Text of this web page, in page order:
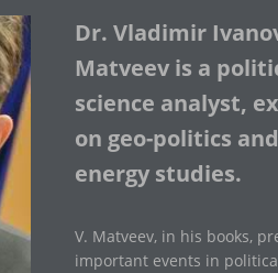
Dr. Vladimir
Matveev is a
science analyst,
on geo-politics
energy studies.
V. Matveev, in his books,
important events in